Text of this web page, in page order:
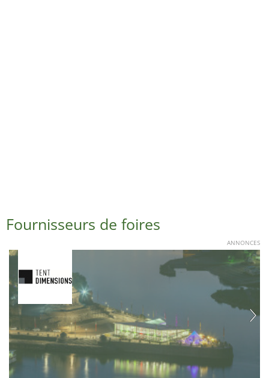
Fournisseurs de foires
ANNONCES